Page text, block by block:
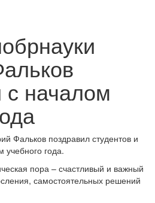
с началом
Фальков поздравил студентов и
учебного года.
пора – счастливый и важный
самостоятельных решений